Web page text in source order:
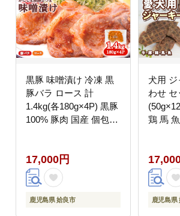
黒豚 味噌漬け 冷凍 黒
豚バラ ロース 計
1.4kg(各180g×4P) 黒豚
100% 豚肉 国産 個包装
Company (a681)
17,000円
鹿児島県 姶良市
犬用
わせ セ
鶏 馬
型犬 中
やつ ト
(a883)
鹿児島県